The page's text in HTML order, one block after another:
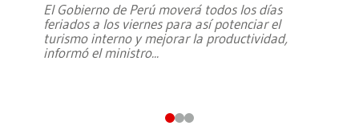
El Gobierno de Perú moverá todos los días
feriados a los viernes para así potenciar el
turismo interno y mejorar la productividad,
informó el ministro...